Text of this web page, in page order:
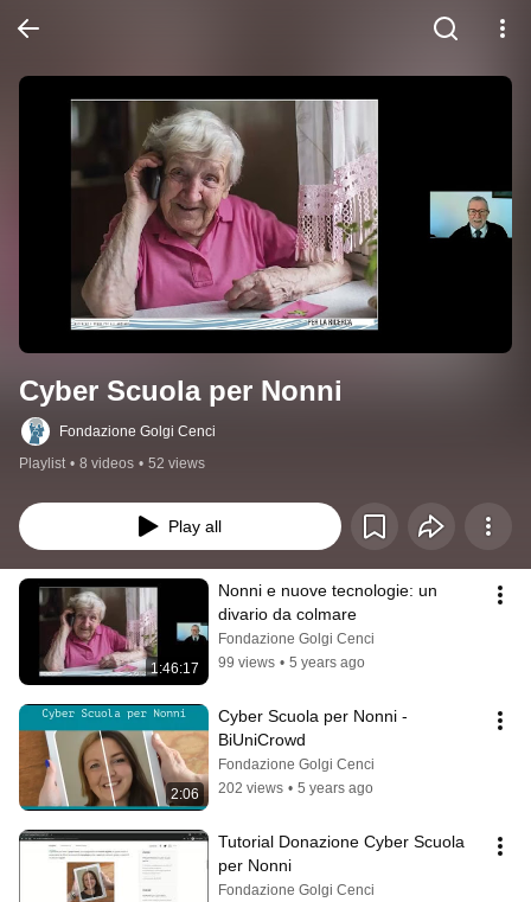
Cyber Scuola per Nonni
Fondazione Golgi Cenci
Playlist • 8 videos • 52 views
Play all
1:46:17
Nonni e nuove tecnologie: un
divario da colmare
Fondazione Golgi Cenci
99 views • 5 years ago
2:06
Cyber Scuola per Nonni -
BiUniCrowd
Fondazione Golgi Cenci
202 views • 5 years ago
Tutorial Donazione Cyber Scuola
per Nonni
Fondazione Golgi Cenci